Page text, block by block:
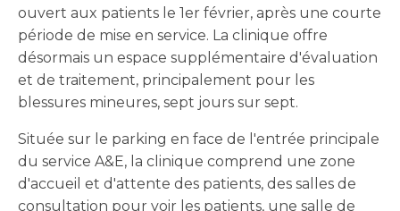
ouvert aux patients le 1er février, après une courte
période de mise en service. La clinique offre
désormais un espace supplémentaire d'évaluation
et de traitement, principalement pour les
blessures mineures, sept jours sur sept.
Située sur le parking en face de l'entrée principale
du service A&E, la clinique comprend une zone
d'accueil et d'attente des patients, des salles de
consultation pour voir les patients, une salle de